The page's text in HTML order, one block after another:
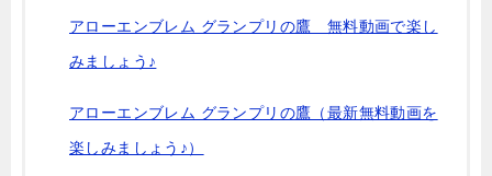
アローエンブレム グランプリの鷹 無料動画で楽し
みましょう♪
アローエンブレム グランプリの鷹（最新無料動画を
楽しみましょう♪）